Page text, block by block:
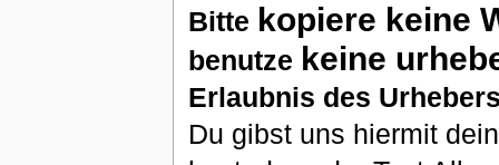
Bitte kopiere keine
benutze keine
Erlaubnis des
Du gibst uns hiermit